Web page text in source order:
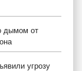
дымом от
угрозу